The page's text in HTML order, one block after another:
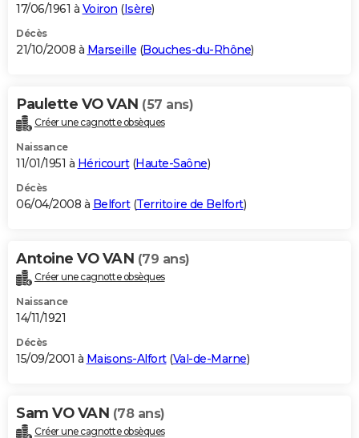
17/06/1961 à Voiron (Isère)
Décès
21/10/2008 à Marseille (Bouches-du-Rhône)
Paulette VO VAN (57 ans)
Créer une cagnotte obsèques
Naissance
11/01/1951 à Héricourt(Haute-Saône)
Décès
06/04/2008 à Belfort(Territoire de Belfort)
Antoine VO VAN (79 ans)
Créer une cagnotte obsèques
Naissance
14/11/1921
Décès
15/09/2001 à Maisons-Alfort(Val-de-Marne)
Sam VO VAN (78 ans)
Créer une cagnotte obsèques